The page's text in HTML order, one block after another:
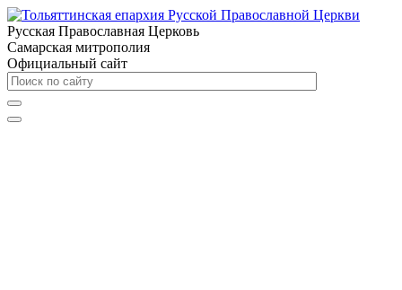
Русская Православная Церковь
Самарская митрополия
Официальный сайт